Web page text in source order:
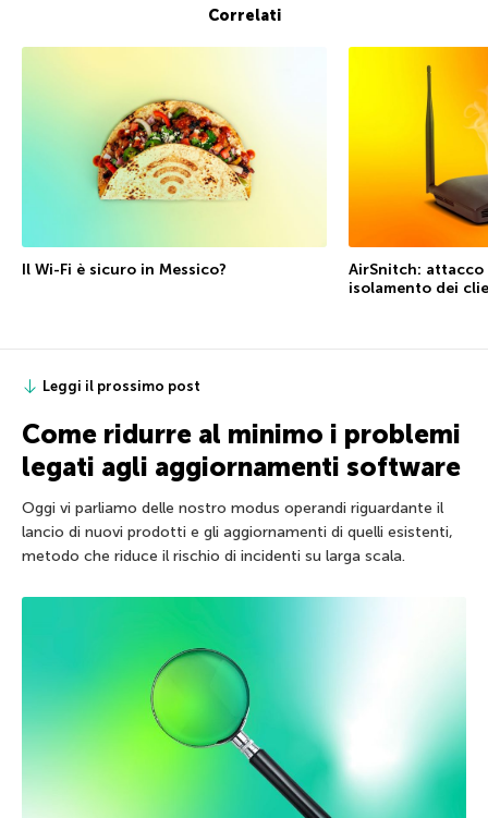
Correlati
Il Wi-Fi è sicuro in Messico?
AirSnitch:
isolamento dei
Leggi il prossimo post
Come ridurre al minimo i problemi
legati agli aggiornamenti software
Oggi vi parliamo delle nostro modus operandi riguardante il
lancio di nuovi prodotti e gli aggiornamenti di quelli esistenti,
metodo che riduce il rischio di incidenti su larga scala.